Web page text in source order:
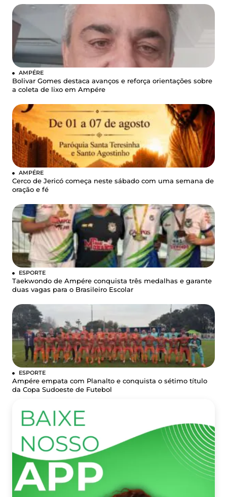
AMPÉRE
Bolivar Gomes destaca avanços e reforça orientações sobre
a coleta de lixo em Ampére
AMPÉRE
Cerco de Jericó começa neste sábado com uma semana de
oração e fé
ESPORTE
Taekwondo de Ampére conquista três medalhas e garante
duas vagas para o Brasileiro Escolar
ESPORTE
Ampére empata com Planalto e conquista o sétimo título
da Copa Sudoeste de Futebol